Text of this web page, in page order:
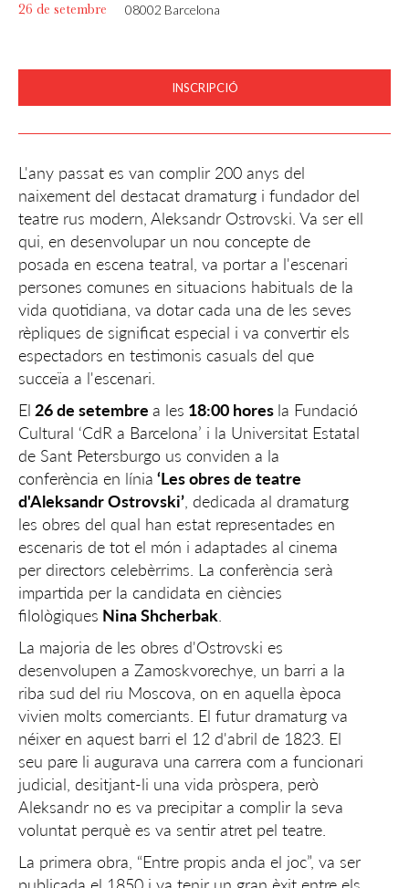
26 de setembre
08002 Barcelona
INSCRIPCIÓ
L'any passat es van complir 200 anys del
naixement del destacat dramaturg i fundador del
teatre rus modern, Aleksandr Ostrovski. Va ser ell
qui, en desenvolupar un nou concepte de
posada en escena teatral, va portar a l'escenari
persones comunes en situacions habituals de la
vida quotidiana, va dotar cada una de les seves
rèpliques de significat especial i va convertir els
espectadors en testimonis casuals del que
succeïa a l'escenari.
El 26 de setembre a les 18:00 hores la Fundació
Cultural ‘CdR a Barcelona’ i la Universitat Estatal
de Sant Petersburgo us conviden a la
conferència en línia ‘Les obres de teatre
d'Aleksandr Ostrovski’ , dedicada al dramaturg
les obres del qual han estat representades en
escenaris de tot el món i adaptades al cinema
per directors celebèrrims. La conferència serà
impartida per la candidata en ciències
filològiques Nina Shcherbak
La majoria de les obres d'Ostrovski es
desenvolupen a Zamoskvorechye, un barri a la
riba sud del riu Moscova, on en aquella època
vivien molts comerciants. El futur dramaturg va
néixer en aquest barri el 12 d'abril de 1823. El
seu pare li augurava una carrera com a funcionari
judicial, desitjant-li una vida pròspera, però
Aleksandr no es va precipitar a complir la seva
voluntat perquè es va sentir atret pel teatre.
La primera obra, “Entre propis anda el joc”, va ser